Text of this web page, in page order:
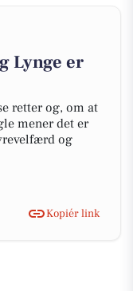
Lynge er
retter og, om at
mener det er
og
Kopiér link